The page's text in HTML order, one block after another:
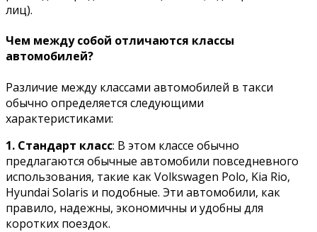
лиц).
Чем между собой отличаются классы
автомобилей?
Различие между классами автомобилей в такси
обычно определяется следующими
характеристиками:
1. Стандарт класс: В этом классе обычно
предлагаются обычные автомобили повседневного
использования, такие какVolkswagen Polo, Kia Rio,
Hyundai Solaris и подобные. Эти автомобили, как
правило, надежны, экономичны и удобны для
коротких поездок.